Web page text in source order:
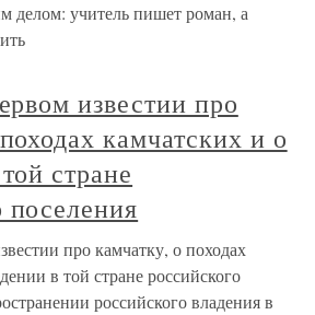
делом: учитель пишет роман, а
известии про
камчатских и о
стране
поселения
про камчатку, о походах
в той стране российского
российского владения в